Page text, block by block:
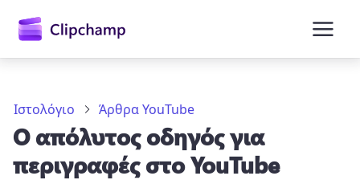
περιεχόμενο
Ιστολόγιο Άρθρα YouTube
Ο απόλυτος οδηγός για
περιγραφές στο YouTube